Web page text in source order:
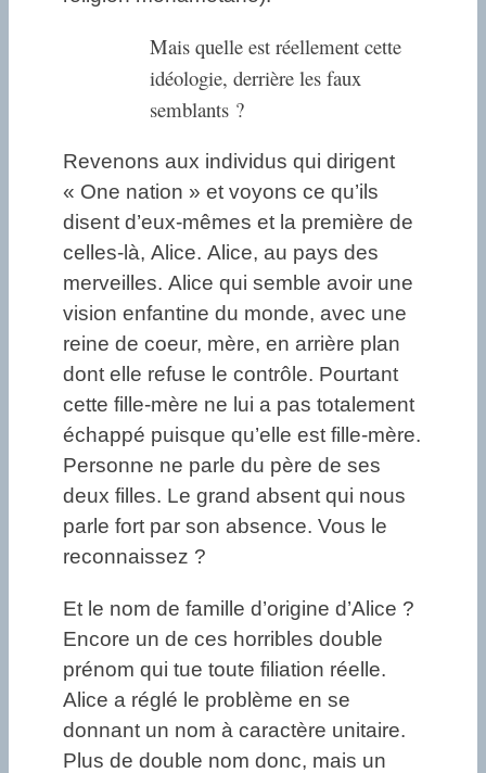
Mais quelle est réellement cette
idéologie, derrière les faux
semblants ?
Revenons aux individus qui dirigent
« One nation » et voyons ce qu’ils
disent d’eux-mêmes et la première de
celles-là, Alice. Alice, au pays des
merveilles. Alice qui semble avoir une
vision enfantine du monde, avec une
reine de coeur, mère, en arrière plan
dont elle refuse le contrôle. Pourtant
cette fille-mère ne lui a pas totalement
échappé puisque qu’elle est fille-mère.
Personne ne parle du père de ses
deux filles. Le grand absent qui nous
parle fort par son absence. Vous le
reconnaissez ?
Et le nom de famille d’origine d’Alice ?
Encore un de ces horribles double
prénom qui tue toute filiation réelle.
Alice a réglé le problème en se
donnant un nom à caractère unitaire.
Plus de double nom donc, mais un